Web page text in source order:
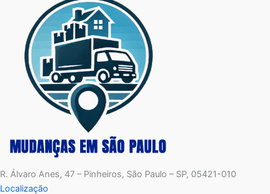
R. Álvaro Anes, 47 – Pinheiros, São Paulo – SP, 05421-010
Localização